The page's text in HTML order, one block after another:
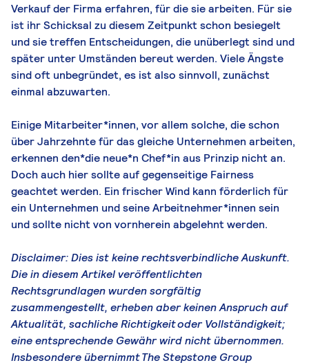
Verkauf der Firma erfahren, für die sie arbeiten. Für sie
ist ihr Schicksal zu diesem Zeitpunkt schon besiegelt
und sie treffen Entscheidungen, die unüberlegt sind und
später unter Umständen bereut werden. Viele Ängste
sind oft unbegründet, es ist also sinnvoll, zunächst
einmal abzuwarten.
Einige Mitarbeiter*innen, vor allem solche, die schon
über Jahrzehnte für das gleiche Unternehmen arbeiten,
erkennen den*die neue*n Chef*in aus Prinzip nicht an.
Doch auch hier sollte auf gegenseitige Fairness
geachtet werden. Ein frischer Wind kann förderlich für
ein Unternehmen und seine Arbeitnehmer*innen sein
und sollte nicht von vornherein abgelehnt werden.
Disclaimer: Dies ist keine rechtsverbindliche Auskunft.
Die in diesem Artikel veröffentlichten
Rechtsgrundlagen wurden sorgfältig
zusammengestellt, erheben aber keinen Anspruch auf
Aktualität, sachliche Richtigkeit oder Vollständigkeit;
eine entsprechende Gewähr wird nicht übernommen.
Insbesondere übernimmt The Stepstone Group